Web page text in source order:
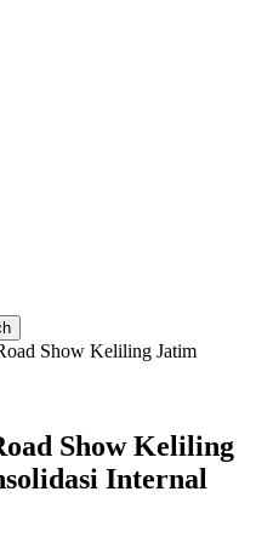
Show Keliling Jatim
Show Keliling
Internal